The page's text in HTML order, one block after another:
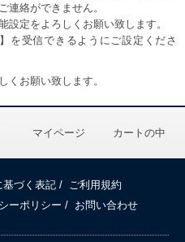
連絡ができません。
設定をよろしくお願い致します。
を受信できるようにご設定くださ
くお願い致します。
マイページ カートの中
基づく表記 /
ご利用規約
ーポリシー / お問い合わせ